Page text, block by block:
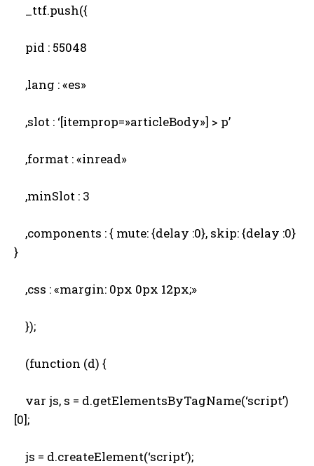
_ttf.push({
pid : 55048
,lang : «es»
,slot : ‘[itemprop=»articleBody»] > p’
,format : «inread»
,minSlot : 3
,components : { mute: {delay :0}, skip: {delay :0}
}
,css : «margin: 0px 0px 12px;»
});
(function (d) {
var js, s = d.getElementsByTagName(‘script’)
[0];
js = d.createElement(‘script’);